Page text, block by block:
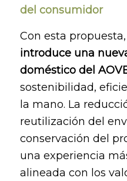
del consumidor
Con esta
introduce una
doméstico del
sostenibilidad,
la mano. La
reutilización del
conservación del
una experiencia
alineada con los